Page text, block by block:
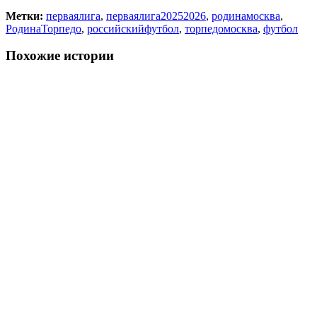
Метки: перваялига, перваялига20252026, родинамосква,
РодинаТорпедо, российскийфутбол, торпедомосква, футбол
Похожие истории